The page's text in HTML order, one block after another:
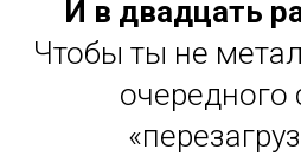
И в двадцать
Чтобы ты не
очередного